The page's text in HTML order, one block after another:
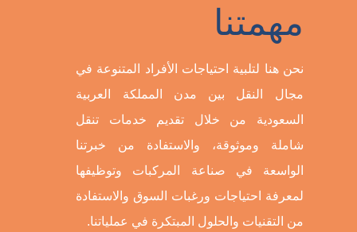
مهمتنا
نحن هنا لتلبية احتياجات الأفراد المتنوعة في
مجال النقل بين مدن المملكة العربية
السعودية من خلال تقديم خدمات تنقل
شاملة وموثوقة، والاستفادة من خبرتنا
الواسعة في صناعة المركبات وتوظيفها
لمعرفة احتياجات ورغبات السوق والاستفادة
من التقنيات والحلول المبتكرة في عملياتنا.